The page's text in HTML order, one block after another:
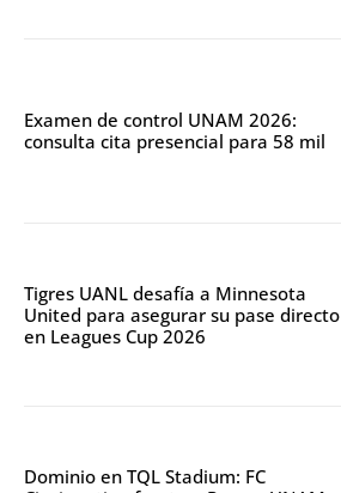
Examen de control UNAM 2026:
consulta cita presencial para 58 mil
Tigres UANL desafía a Minnesota
United para asegurar su pase directo
en Leagues Cup 2026
Dominio en TQL Stadium: FC